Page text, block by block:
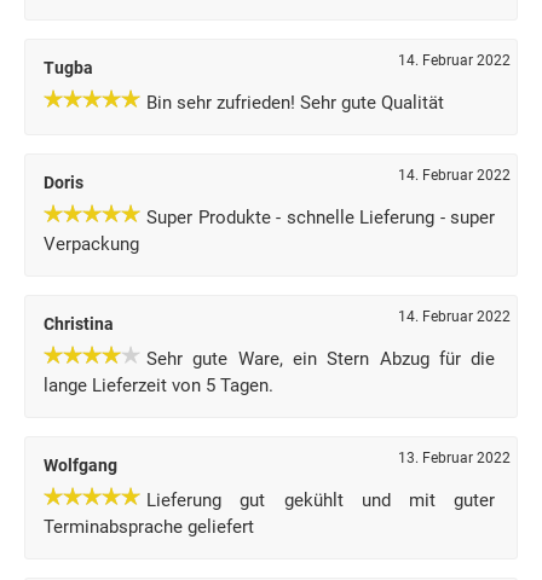
Tugba 14. Februar 2022
Bin sehr zufrieden! Sehr gute Qualität
Doris 14. Februar 2022
Super Produkte - schnelle Lieferung - super
Verpackung
Christina 14. Februar 2022
Sehr gute Ware, ein Stern Abzug für die
lange Lieferzeit von 5 Tagen.
Wolfgang 13. Februar 2022
Lieferung gut gekühlt und mit guter
Terminabsprache geliefert